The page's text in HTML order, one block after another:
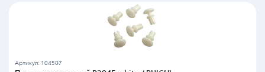
Артикул: 104507